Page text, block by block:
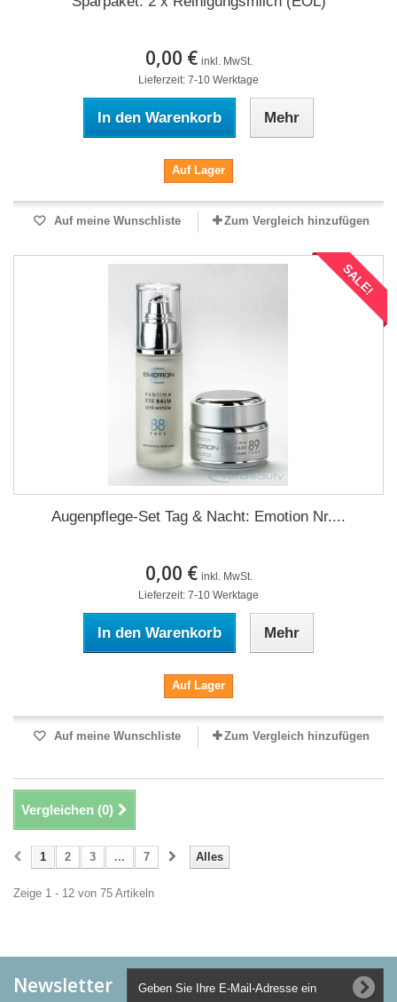
0,00 € inkl. MwSt.
Lieferzeit: 7-10 Werktage
In den Warenkorb Mehr
Auf Lager
Auf meine Wunschliste Zum Vergleich hinzufügen
SALE!
Augenpflege-Set Tag & Nacht: Emotion Nr....
0,00 € inkl. MwSt.
Lieferzeit: 7-10 Werktage
In den Warenkorb Mehr
Auf Lager
Auf meine Wunschliste Zum Vergleich hinzufügen
Vergleichen (0)
Alles
1 2 3 ... 7
Zeige 1 - 12 von 75 Artikeln
Newsletter